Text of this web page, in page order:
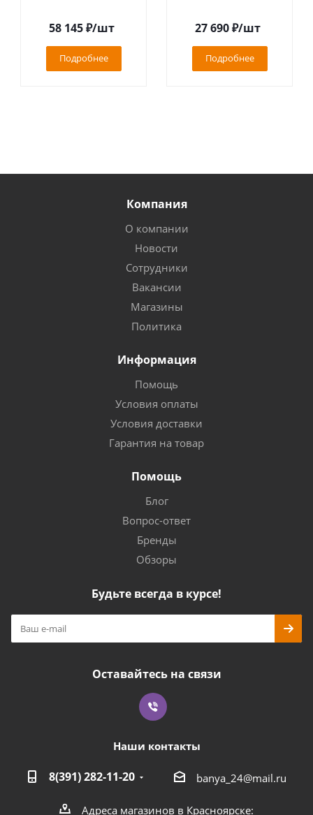
58 145₽/шт
Подробнее
27 690₽/шт
Подробнее
Компания
О компании
Новости
Сотрудники
Вакансии
Магазины
Политика
Информация
Помощь
Условия оплаты
Условия доставки
Гарантия на товар
Помощь
Блог
Вопрос-ответ
Бренды
Обзоры
Будьте всегда в курсе!
Оставайтесь на связи
Наши контакты
8(391) 282-11-20 banya_24@mail.ru
Адреса магазинов в Красноярске: